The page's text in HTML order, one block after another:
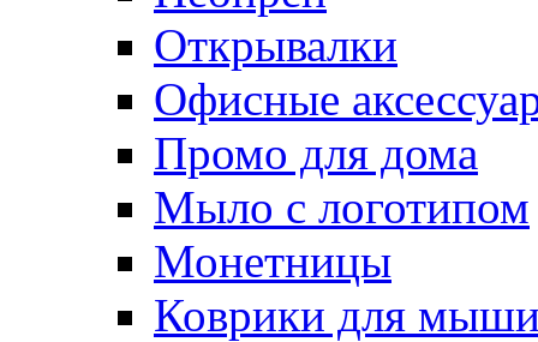
Открывалки
Офисные
Промо для дома
Мыло с логотипом
Монетницы
Коврики для